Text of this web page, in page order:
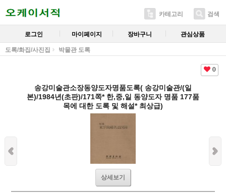
카테고리 검색
로그인 마이페이지 장바구니 관심상품
도록/화집/사진집 박물관 도록
0
송강미술관소장동양도자명품도록( 송강미술관/(일
본)/1984년(초판)/171쪽* 한,중,일 동양도자 명품 177품
목에 대한 도록 및 해설* 최상급)
상세보기